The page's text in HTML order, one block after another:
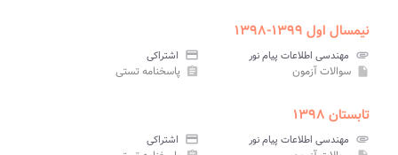
نیمسال اول ۱۳۹۹-۱۳۹۸
attachment مهندسی اطلاعات پیام نور credit_card اشتراکی
insert_drive_file سوالات آزمون assignment پاسخنامه تستی
تابستان ۱۳۹۸
attachment مهندسی اطلاعات پیام نور credit_card اشتراکی